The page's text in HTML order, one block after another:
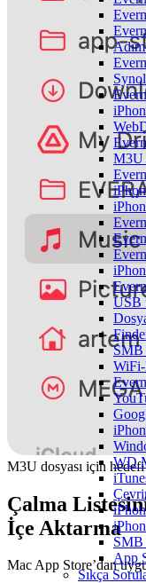
M3U
USB
SMB
WiFi-
WD
SMB
App
Sıkça
M3U dosyası için
Çalma
İçe Aktarma
Mac App Store’dan